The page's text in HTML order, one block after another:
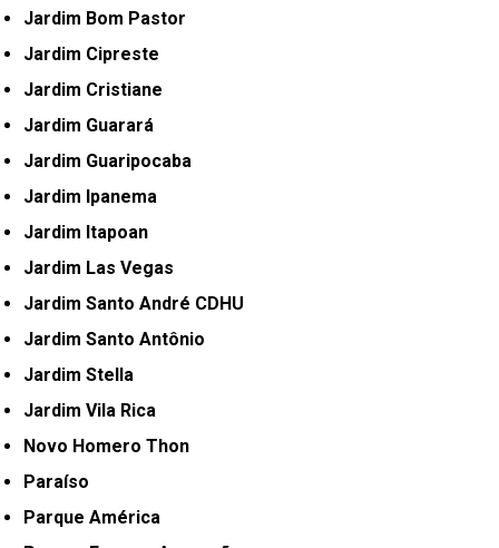
Jardim Bom Pastor
Jardim Cipreste
Jardim Cristiane
Jardim Guarará
Jardim Guaripocaba
Jardim Ipanema
Jardim Itapoan
Jardim Las Vegas
Jardim Santo André CDHU
Jardim Santo Antônio
Jardim Stella
Jardim Vila Rica
Novo Homero Thon
Paraíso
Parque América